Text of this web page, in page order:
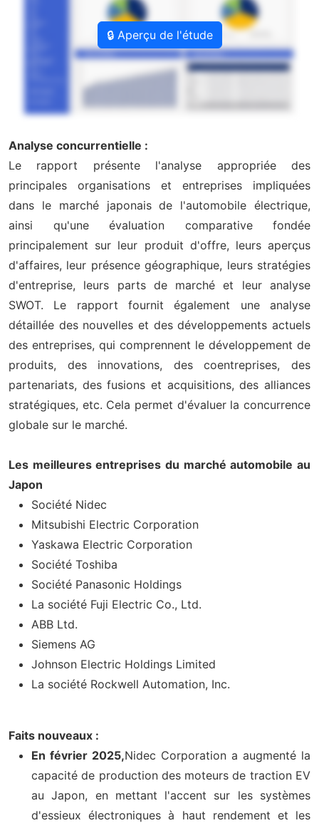
🔒 Aperçu de l'étude
Analyse concurrentielle :
Le rapport présente l'analyse appropriée des
principales organisations et entreprises impliquées
dans le marché japonais de l'automobile électrique,
ainsi qu'une évaluation comparative fondée
principalement sur leur produit d'offre, leurs aperçus
d'affaires, leur présence géographique, leurs stratégies
d'entreprise, leurs parts de marché et leur analyse
SWOT. Le rapport fournit également une analyse
détaillée des nouvelles et des développements actuels
des entreprises, qui comprennent le développement de
produits, des innovations, des coentreprises, des
partenariats, des fusions et acquisitions, des alliances
stratégiques, etc. Cela permet d'évaluer la concurrence
globale sur le marché.
Les meilleures entreprises du marché automobile au
Japon
Société Nidec
Mitsubishi Electric Corporation
Yaskawa Electric Corporation
Société Toshiba
Société Panasonic Holdings
La société Fuji Electric Co., Ltd.
ABB Ltd.
Siemens AG
Johnson Electric Holdings Limited
La société Rockwell Automation, Inc.
Faits nouveaux :
En février 2025,Nidec Corporation a augmenté la
capacité de production des moteurs de traction EV
au Japon, en mettant l'accent sur les systèmes
d'essieux électroniques à haut rendement et les